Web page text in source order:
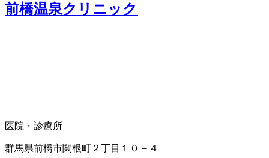
前橋温泉クリニック
医院・診療所
群馬県前橋市関根町２丁目１０－４